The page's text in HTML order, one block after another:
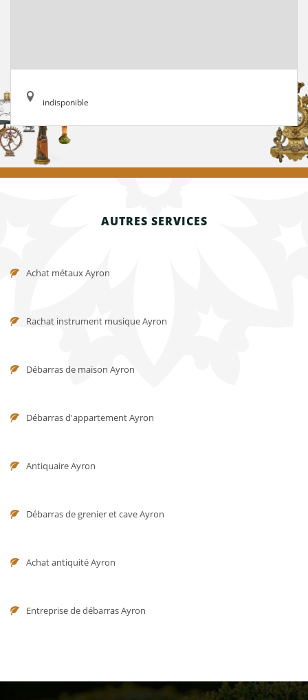
indisponible
AUTRES SERVICES
Achat métaux Ayron
Rachat instrument musique Ayron
Débarras de maison Ayron
Débarras d'appartement Ayron
Antiquaire Ayron
Débarras de grenier et cave Ayron
Achat antiquité Ayron
Entreprise de débarras Ayron